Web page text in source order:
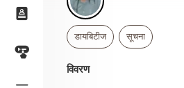
डायबिटीज सूचना
विवरण